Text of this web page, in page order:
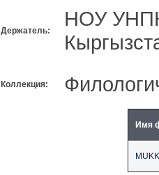
Держатель:
НОУ
Коллекция:
Имя